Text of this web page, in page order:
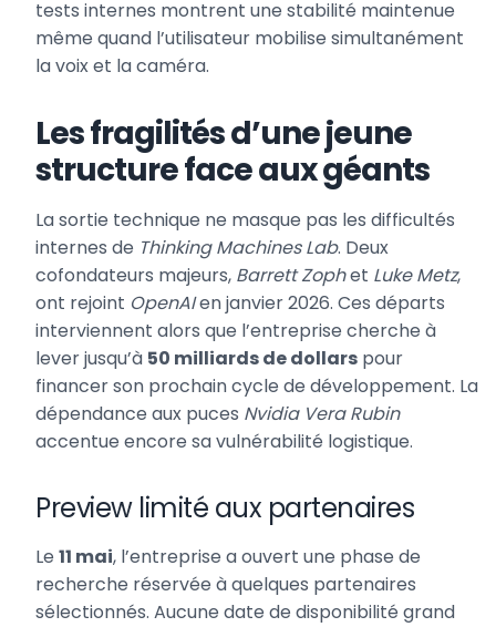
tests internes montrent une stabilité maintenue
même quand l’utilisateur mobilise simultanément
la voix et la caméra.
Les fragilités d’une jeune
structure face aux géants
La sortie technique ne masque pas les difficultés
internes de Thinking Machines Lab. Deux
cofondateurs majeurs, Barrett Zophet Luke Metz,
ont rejoint OpenAIen janvier 2026. Ces départs
interviennent alors que l’entreprise cherche à
lever jusqu’à 50 milliards de dollars pour
financer son prochain cycle de développement. La
dépendance aux puces Nvidia Vera Rubin
accentue encore sa vulnérabilité logistique.
Preview limité aux partenaires
Le 11 mai, l’entreprise a ouvert une phase de
recherche réservée à quelques partenaires
sélectionnés. Aucune date de disponibilité grand